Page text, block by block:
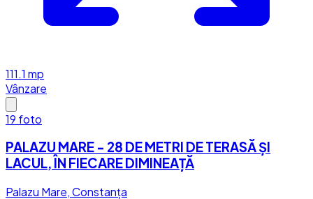
111.1 mp
Vânzare
19 foto
PALAZU MARE - 28 DE METRI DE TERASĂ ȘI
LACUL, ÎN FIECARE DIMINEAȚĂ
Palazu Mare, Constanța